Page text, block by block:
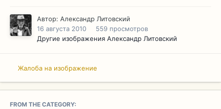
Автор: Александр Литовский
16 августа 2010
559 просмотров
Другие изображения Александр Литовский
Жалоба на изображение
FROM THE CATEGORY: